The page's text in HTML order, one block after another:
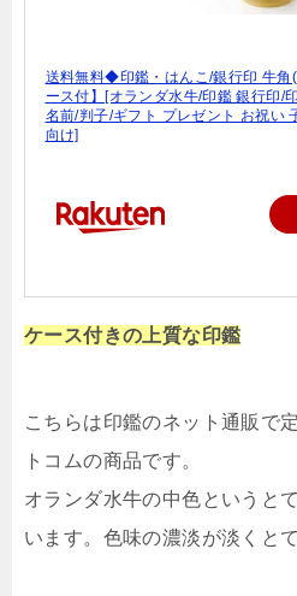
送料無料◆印鑑・はんこ/銀行印 牛角
ース付】[オランダ水牛/印鑑 銀行印/
名前/判子/ギフト プレゼント お祝い
向け]
ケース付きの上質な印鑑
こちらは印鑑のネット通販で
トコムの商品です。
オランダ水牛の中色というと
います。色味の濃淡が淡くと